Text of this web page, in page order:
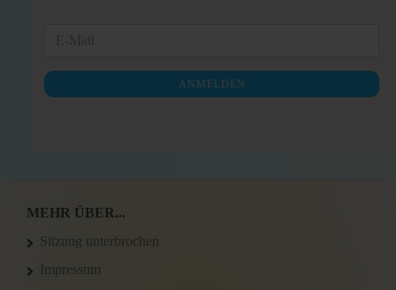
NEWSLETTER-
ANMELDUNG
ANMELDEN
MEHR ÜBER...
Sitzung unterbrochen
Impressum